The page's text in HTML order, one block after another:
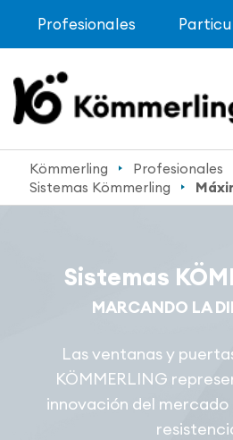
Profesionales
Kömmerling
Profesionales
Sistemas Kömmerling
Sistemas
MARCANDO LA
Las ventanas y
KÖMMERLING
innovación del mercado